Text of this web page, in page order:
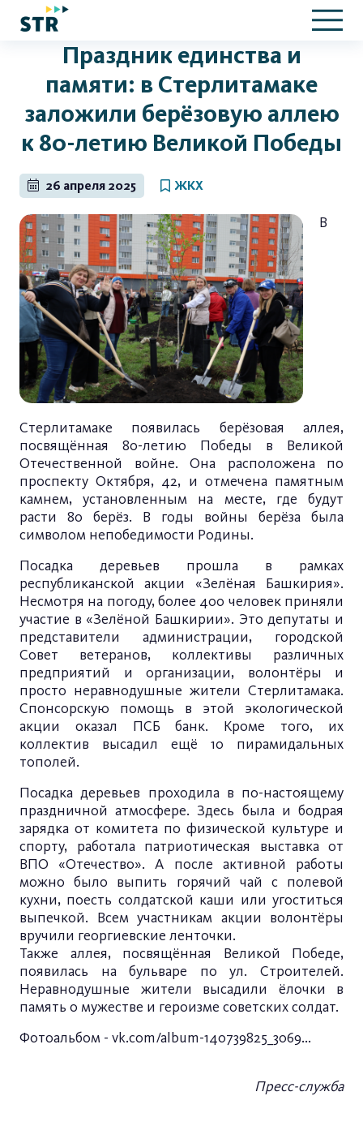
Праздник единства и
памяти: в Стерлитамаке
заложили берёзовую аллею
к 80-летию Великой Победы
26 апреля 2025 ЖКХ
В
Стерлитамаке появилась берёзовая аллея,
посвящённая 80-летию Победы в Великой
Отечественной войне. Она расположена по
проспекту Октября, 42, и отмечена памятным
камнем, установленным на месте, где будут
расти 80 берёз. В годы войны берёза была
символом непобедимости Родины.
Посадка деревьев прошла в рамках
республиканской акции «Зелёная Башкирия».
Несмотря на погоду, более 400 человек приняли
участие в «Зелёной Башкирии». Это депутаты и
представители администрации, городской
Совет ветеранов, коллективы различных
предприятий и организации, волонтёры и
просто неравнодушные жители Стерлитамака.
Спонсорскую помощь в этой экологической
акции оказал ПСБ банк. Кроме того, их
коллектив высадил ещё 10 пирамидальных
тополей.
Посадка деревьев проходила в по-настоящему
праздничной атмосфере. Здесь была и бодрая
зарядка от комитета по физической культуре и
спорту, работала патриотическая выставка от
ВПО «Отечество». А после активной работы
можно было выпить горячий чай с полевой
кухни, поесть солдатской каши или угоститься
выпечкой. Всем участникам акции волонтёры
вручили георгиевские ленточки.
Также аллея, посвящённая Великой Победе,
появилась на бульваре по ул. Строителей.
Неравнодушные жители высадили ёлочки в
память о мужестве и героизме советских солдат.
Фотоальбом - vk.com/album-140739825_3069...
Пресс-служба